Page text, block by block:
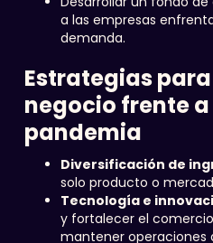
a las empresas
demanda.
Estrategias
negocio frente
pandemia
Diversificación de
solo producto o
Tecnología e
y fortalecer el
mantener operaciones